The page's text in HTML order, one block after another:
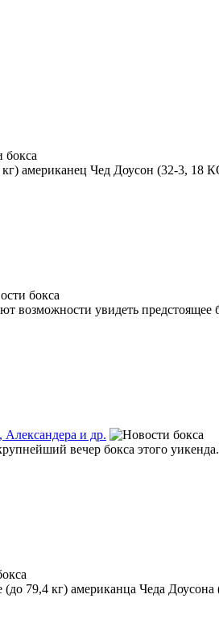
американец Чед Доусон (32-3, 18
возможности увидеть
Александера и др.
вечер бокса этого
79,4 кг) американца Чеда